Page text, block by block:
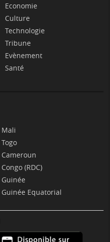
Economie
Culture
Technologie
Tribune
Evènement
Santé
Mali
Togo
Cameroun
Congo (RDC)
Guinée
Guinée Equatorial